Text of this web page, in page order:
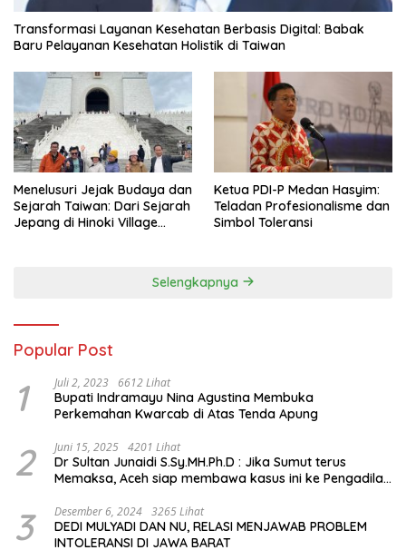
Transformasi Layanan Kesehatan Berbasis Digital: Babak
Baru Pelayanan Kesehatan Holistik di Taiwan
Menelusuri Jejak Budaya dan
Sejarah Taiwan: Dari Sejarah
Jepang di Hinoki Village
Ketua PDI-P Medan Hasyim:
Teladan Profesionalisme dan
Simbol Toleransi
Selengkapnya
Popular Post
1 Juli 2, 2023 6612 Lihat
Bupati Indramayu Nina Agustina Membuka
Perkemahan Kwarcab di Atas Tenda Apung
2 Juni 15, 2025 4201 Lihat
Dr Sultan Junaidi S.Sy.MH.Ph.D : Jika Sumut terus
Memaksa, Aceh siap membawa kasus ini ke Pengadilan
3 Desember 6, 2024 3265 Lihat
DEDI MULYADI DAN NU, RELASI MENJAWAB PROBLEM
INTOLERANSI DI JAWA BARAT